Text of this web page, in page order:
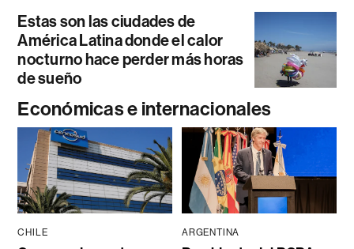
Estas son las ciudades de
América Latina donde el calor
nocturno hace perder más horas
de sueño
Económicas e internacionales
CHILE ARGENTINA